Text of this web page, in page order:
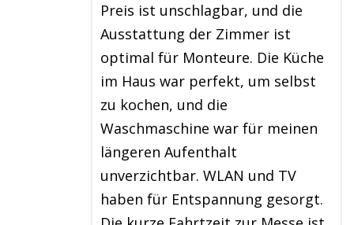
Preis ist unschlagbar, und die
Ausstattung der Zimmer ist
optimal für Monteure. Die Küche
im Haus war perfekt, um selbst
zu kochen, und die
Waschmaschine war für meinen
längeren Aufenthalt
unverzichtbar. WLAN und TV
haben für Entspannung gesorgt.